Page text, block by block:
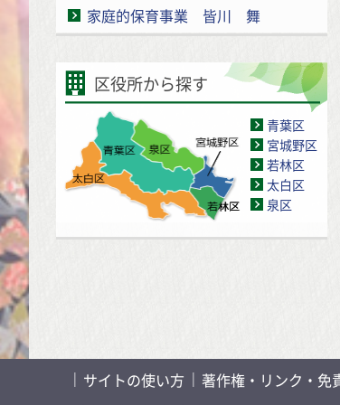
家庭的保育事業 皆川 舞
区役所から探す
青葉区
宮城野区
若林区
太白区
泉区
サイトの使い方 著作権・リンク・免